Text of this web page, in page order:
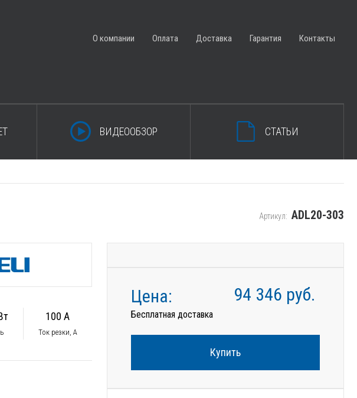
О компании Оплата Доставка Гарантия Контакты
ВИДЕООБЗОР СТАТЬИ
Артикул: ADL20-303
100 А
Ток резки, А
Цена: 94 346 руб.
Бесплатная доставка
Купить
ЗАКРЫТЬ КОРЗИНУ